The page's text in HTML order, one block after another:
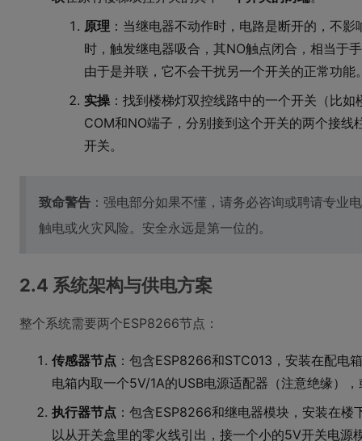
原理 ：当继电器不动作时，电路是断开的，不
时，触发继电器吸合，其NO触点闭合，相当于
由于是并联，它不会干扰另一个开关的正常功能
实操 ：找到楼梯灯双控线路中的一个开关（比
COM和NO端子，分别接到这个开关的两个接
开关。
致命警告 ：强电部分如果不懂，请务必咨询或聘请专业
触电或火灾风险。安全永远是第一位的。
2.4 系统架构与供电方案
整个系统需要两个ESP8266节点：
传感器节点 ：包含ESP8266和STC013，安装在配电
电箱内取一个5V/1A的USB电源适配器（注意绝缘）
执行器节点 ：包含ESP8266和继电器模块，安装在
以从开关盒里的零火线引出，接一个小的5V开关电源